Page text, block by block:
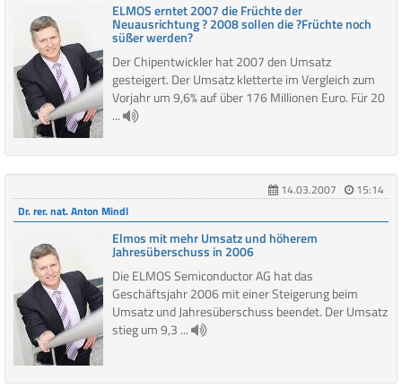
ELMOS erntet 2007 die Früchte der
Neuausrichtung ? 2008 sollen die ?Früchte noch
süßer werden?
Der Chipentwickler hat 2007 den Umsatz
gesteigert. Der Umsatz kletterte im Vergleich zum
Vorjahr um 9,6% auf über 176 Millionen Euro. Für 20
...
14.03.2007
15:14
Dr. rer. nat. Anton Mindl
Elmos mit mehr Umsatz und höherem
Jahresüberschuss in 2006
Die ELMOS Semiconductor AG hat das
Geschäftsjahr 2006 mit einer Steigerung beim
Umsatz und Jahresüberschuss beendet. Der Umsatz
stieg um 9,3 ...